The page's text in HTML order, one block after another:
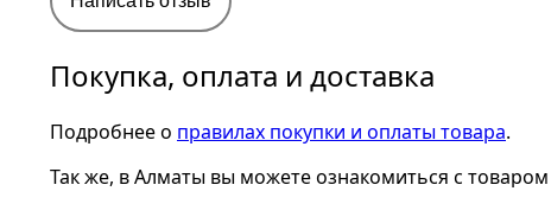
Покупка, оплата и доставка
Подробнее о правилах покупки и оплаты товара.
Так же, в Алматы вы можете ознакомиться с